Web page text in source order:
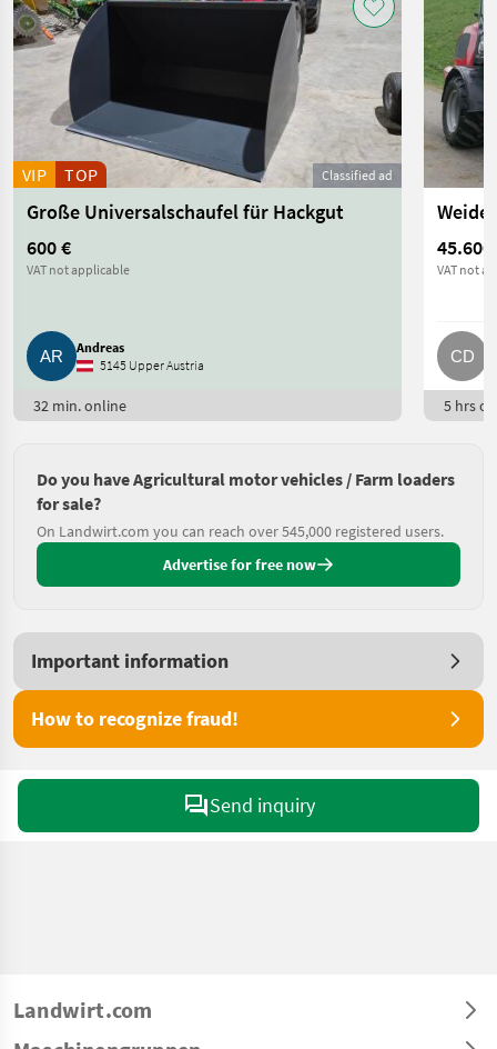
Classified ad
VIP TOP
Große Universalschaufel für Hackgut
600 €
VAT not applicable
Andreas
5145 Upper Austria
32 min. online
45.600
VAT not
5 hrs
Do you have Agricultural motor vehicles / Farm loaders
for sale?
On Landwirt.com you can reach over 545,000 registered users.
Advertise for free now
Important information
How to recognize fraud!
Send inquiry
Landwirt.com